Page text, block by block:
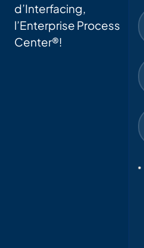
d’Interfacing,
l’Enterprise Process
Center®!